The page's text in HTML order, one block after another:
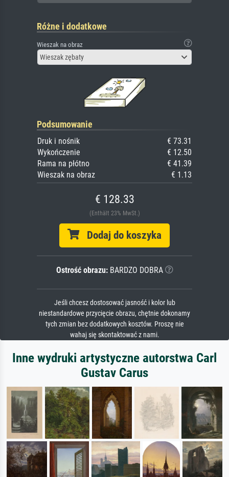
Różne i dodatkowe
Wieszak na obraz
Wieszak zębaty
Podsumowanie
Druk i nośnik
€ 73.31
Wykończenie
€ 12.50
Rama na płótno
€ 41.39
Wieszak na obraz
€ 1.13
€ 128.33
(Enthält 23% MwSt.)
Dodaj do koszyka
Ostrość obrazu:BARDZO DOBRA
Jeśli chcesz dostosować jasność i kolor lub
niestandardowe przycięcie obrazu, chętnie dokonamy
tych zmian bez dodatkowych kosztów. Proszę nie
wahaj się skontaktować z nami.
Inne wydruki artystyczne autorstwa Carl
Gustav Carus